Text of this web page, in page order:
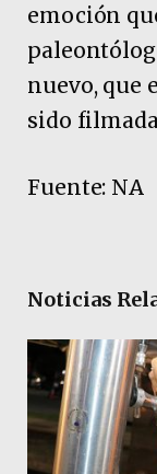
emoción
nuevo, que
sido
Fuente: NA
Noticias